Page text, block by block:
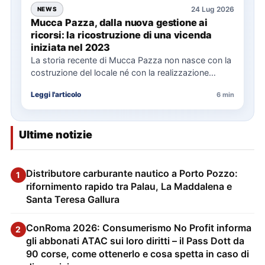
NEWS 24 Lug 2026
Mucca Pazza, dalla nuova gestione ai
ricorsi: la ricostruzione di una vicenda
iniziata nel 2023
La storia recente di Mucca Pazza non nasce con la
costruzione del locale né con la realizzazione
Leggi l'articolo 6 min
Ultime notizie
1
Distributore carburante nautico a Porto Pozzo:
rifornimento rapido tra Palau, La Maddalena e
Santa Teresa Gallura
2 ConRoma 2026: Consumerismo No Profit informa
gli abbonati ATAC sui loro diritti – il Pass Dott da
90 corse, come ottenerlo e cosa spetta in caso di